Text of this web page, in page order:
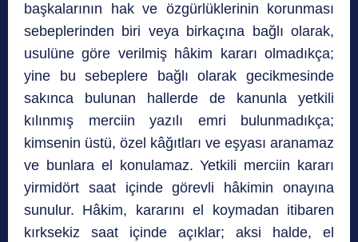
başkalarının hak ve özgürlüklerinin korunması
sebeplerinden biri veya birkaçına bağlı olarak,
usulüne göre verilmiş hâkim kararı olmadıkça;
yine bu sebeplere bağlı olarak gecikmesinde
sakınca bulunan hallerde de kanunla yetkili
kılınmış merciin yazılı emri bulunmadıkça;
kimsenin üstü, özel kâğıtları ve eşyası aranamaz
ve bunlara el konulamaz. Yetkili merciin kararı
yirmidört saat içinde görevli hâkimin onayına
sunulur. Hâkim, kararını el koymadan itibaren
kırksekiz saat içinde açıklar; aksi halde, el